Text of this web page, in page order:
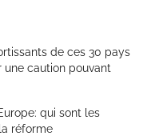
de ces 30 pays
caution pouvant
qui sont les
réforme